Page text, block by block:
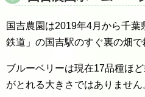
国吉農園は2019年4月から千
鉄道」の国吉駅のすぐ裏の畑で
ブルーベリーは現在17品種ほ
がとれる大きさではありません